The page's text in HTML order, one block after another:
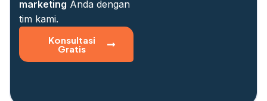
marketing Anda dengan
tim kami.
Konsultasi
Gratis